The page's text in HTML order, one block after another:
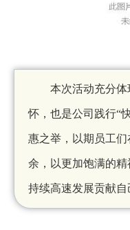
本次活动充分
怀，也是公司践行“
惠之举，以期员工
余，以更加饱满的
持续高速发展贡献自